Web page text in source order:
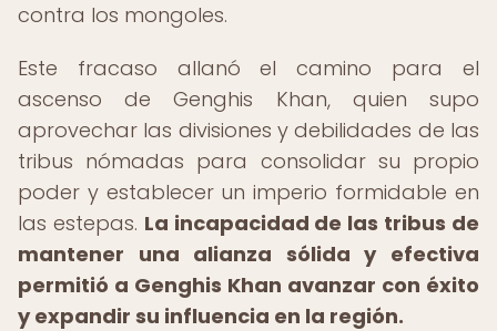
contra los mongoles.
Este fracaso allanó el camino para el
ascenso de Genghis Khan, quien supo
aprovechar las divisiones y debilidades de las
tribus nómadas para consolidar su propio
poder y establecer un imperio formidable en
las estepas. La incapacidad de las tribus de
mantener una alianza sólida y efectiva
permitió a Genghis Khan avanzar con éxito
y expandir su influencia en la región.